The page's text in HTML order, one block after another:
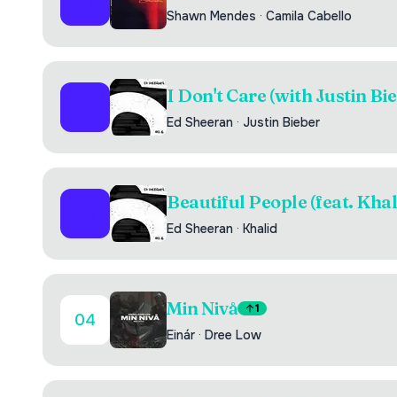
Shawn Mendes · Camila Cabello
I Don't Care (with Justin
Ed Sheeran · Justin Bieber
Beautiful People (feat.
Ed Sheeran · Khalid
04
Min Nivå 1
Einár · Dree Low